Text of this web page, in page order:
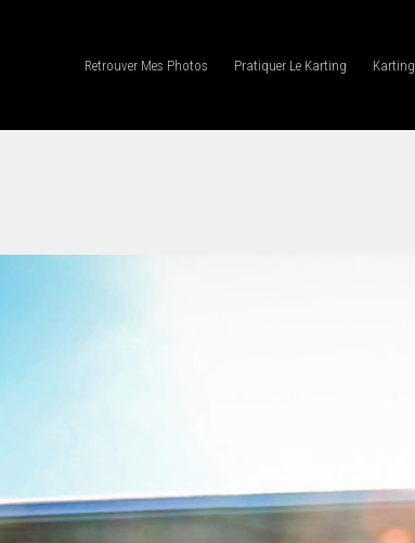
Retrouver Mes Photos Pratiquer Le Karting Karting